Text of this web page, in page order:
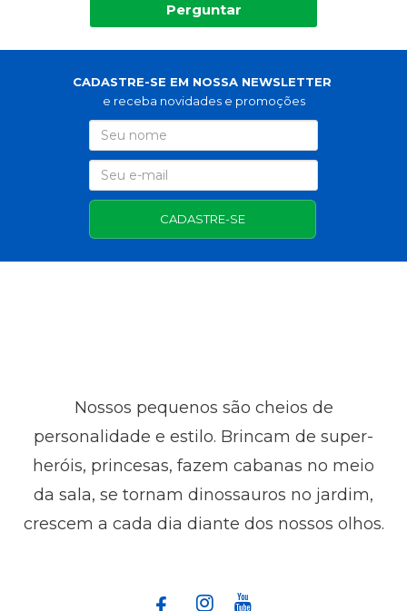
Perguntar
CADASTRE-SE EM NOSSA NEWSLETTER
e receba novidades e promoções
CADASTRE-SE
Nossos pequenos são cheios de
personalidade e estilo. Brincam de super-
heróis, princesas, fazem cabanas no meio
da sala, se tornam dinossauros no jardim,
crescem a cada dia diante dos nossos olhos.